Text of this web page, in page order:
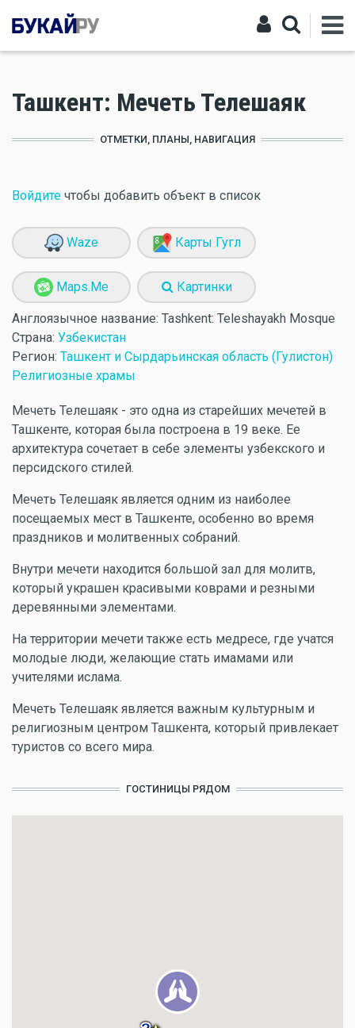
Ташкент: Мечеть Телешаяк
ОТМЕТКИ, ПЛАНЫ, НАВИГАЦИЯ
Войдите чтобы добавить объект в список
Waze Карты Гугл
Maps.Me Картинки
Англоязычное название: Tashkent: Teleshayakh Mosque
Страна: Узбекистан
Регион: Ташкент и Сырдарьинская область (Гулистон)
Религиозные храмы
Мечеть Телешаяк - это одна из старейших мечетей в
Ташкенте, которая была построена в 19 веке. Ее
архитектура сочетает в себе элементы узбекского и
персидского стилей.
Мечеть Телешаяк является одним из наиболее
посещаемых мест в Ташкенте, особенно во время
праздников и молитвенных собраний.
Внутри мечети находится большой зал для молитв,
который украшен красивыми коврами и резными
деревянными элементами.
На территории мечети также есть медресе, где учатся
молодые люди, желающие стать имамами или
учителями ислама.
Мечеть Телешаяк является важным культурным и
религиозным центром Ташкента, который привлекает
туристов со всего мира.
ГОСТИНИЦЫ РЯДОМ